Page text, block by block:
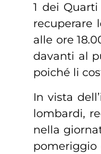
1 dei
recuperare
alle ore
davanti al
poiché li
In vista
lombardi,
nella